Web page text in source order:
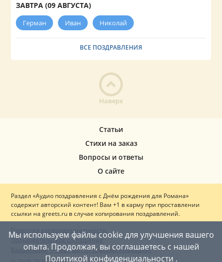
ЗАВТРА (09 АВГУСТА)
Герман Иван Николай
ВСЕ ПОЗДРАВЛЕНИЯ
Наверх
Мы используем файлы cookie для улучшения вашего
опыта. Продолжая, вы соглашаетесь с нашей
Политикой конфиденциальности .
Статьи
Стихи на заказ
Вопросы и ответы
О сайте
Раздел «Аудио поздравления с Днём рождения для Романа»
содержит авторский контент! Вам +1 в карму при проставлении
ссылки на greets.ru в случае копирования поздравлений.
Политика конфиденциальности
Пользовательское соглашение
Вакцинация — ваш щит от опасных инфекций!